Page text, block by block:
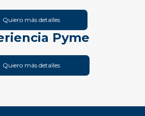
Quiero más detalles
Pyme
Quiero más detalles